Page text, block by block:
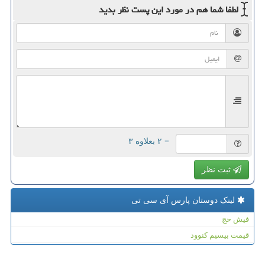
لطفا شما همدر مورد این پستنظر بدید
= ۲ بعلاوه ۳
ثبت نظر
لینک دوستان پارس آی سی تی
فیش حج
قیمت بیسیم کنوود